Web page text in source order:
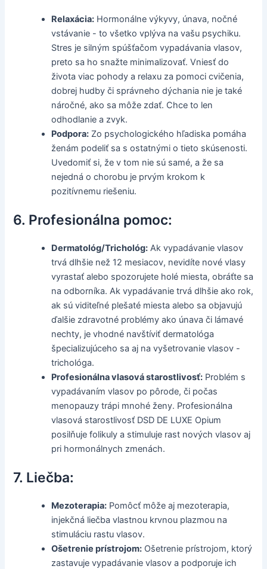
Relaxácia: Hormonálne výkyvy, únava, nočné
vstávanie - to všetko vplýva na vašu psychiku.
Stres je silným spúšťačom vypadávania vlasov,
preto sa ho snažte minimalizovať. Vniesť do
života viac pohody a relaxu za pomoci cvičenia,
dobrej hudby či správneho dýchania nie je také
náročné, ako sa môže zdať. Chce to len
odhodlanie a zvyk.
Podpora: Zo psychologického hľadiska pomáha
ženám podeliť sa s ostatnými o tieto skúsenosti.
Uvedomiť si, že v tom nie sú samé, a že sa
nejedná o chorobu je prvým krokom k
pozitívnemu riešeniu.
6. Profesionálna pomoc:
Dermatológ/Trichológ: Ak vypadávanie vlasov
trvá dlhšie než 12 mesiacov, nevidíte nové vlasy
vyrastať alebo spozorujete holé miesta, obráťte sa
na odborníka. Ak vypadávanie trvá dlhšie ako rok,
ak sú viditeľné plešaté miesta alebo sa objavujú
ďalšie zdravotné problémy ako únava či lámavé
nechty, je vhodné navštíviť dermatológa
špecializujúceho sa aj na vyšetrovanie vlasov -
trichológa.
Profesionálna vlasová starostlivosť: Problém s
vypadávaním vlasov po pôrode, či počas
menopauzy trápi mnohé ženy. Profesionálna
vlasová starostlivosť DSD DE LUXE Opium
posilňuje folikuly a stimuluje rast nových vlasov aj
pri hormonálnych zmenách.
7. Liečba:
Mezoterapia: Pomôcť môže aj mezoterapia,
injekčná liečba vlastnou krvnou plazmou na
stimuláciu rastu vlasov.
Ošetrenie prístrojom: Ošetrenie prístrojom, ktorý
zastavuje vypadávanie vlasov a podporuje ich